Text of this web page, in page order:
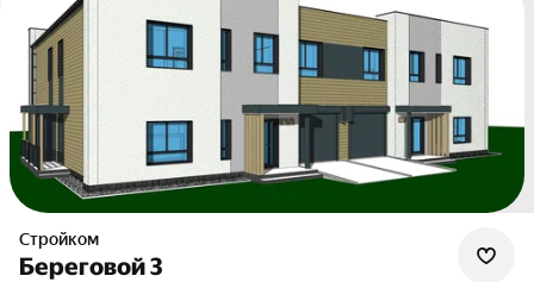
Стройком
Береговой 3